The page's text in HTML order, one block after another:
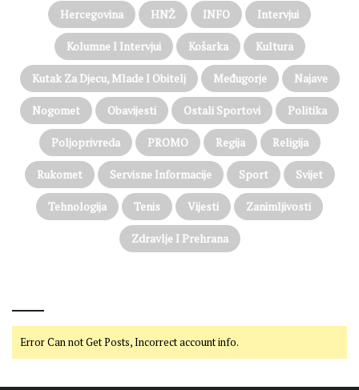
Hercegovina HNŽ INFO Intervjui
Kolumne I Intervjui Košarka Kultura
Kutak Za Djecu, Mlade I Obitelj Međugorje Najave
Nogomet Obavijesti Ostali Sportovi Politika
Poljoprivreda PROMO Regija Religija
Rukomet Servisne Informacije Sport Svijet
Tehnologija Tenis Vijesti Zanimljivosti
Zdravlje I Prehrana
Error Can not Get Posts, Incorrect account info.